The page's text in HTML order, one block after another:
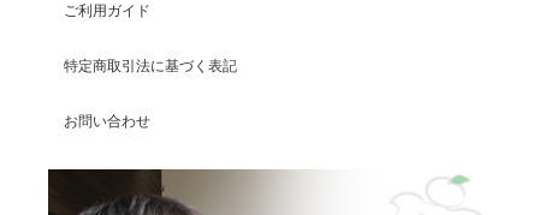
ご利用ガイド
特定商取引法に基づく表記
お問い合わせ